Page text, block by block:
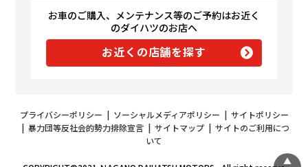
お車のご購入、メンテナンス等のご予約はお近く
のダイハツのお店へ
お近くの店舗を探す
プライバシーポリシー | ソーシャルメディアポリシー | サイトポリシー
| 暴力団等反社会的勢力排除宣言| サイトマップ| サイトのご利用につ
いて